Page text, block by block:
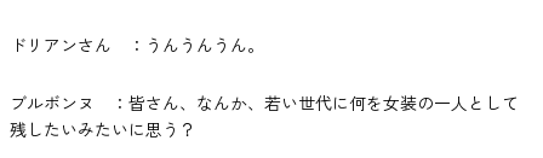
ドリアンさん ：うんうんうん。
ブルボンヌ ：皆さん、なんか、若い世代に何を女装の一人として
残したいみたいに思う？